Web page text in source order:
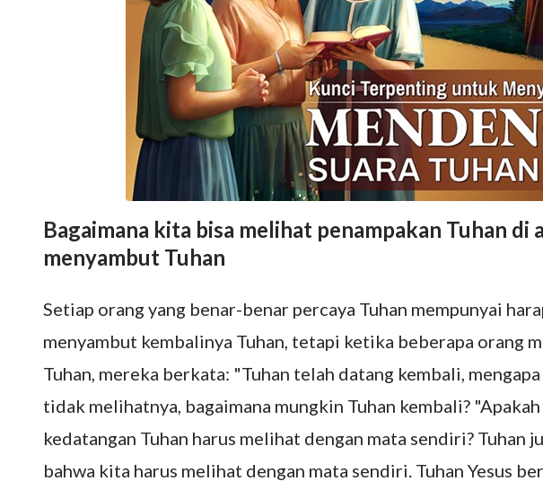
Bagaimana kita bisa melihat penampakan Tuhan di
menyambut Tuhan
Setiap orang yang benar-benar percaya Tuhan mempunyai
menyambut kembalinya Tuhan, tetapi ketika beberapa orang
Tuhan, mereka berkata: "Tuhan telah datang kembali,
tidak melihatnya, bagaimana mungkin Tuhan kembali?
kedatangan Tuhan harus melihat dengan mata sendiri? Tuhan
bahwa kita harus melihat dengan mata sendiri. Tuhan Yesus